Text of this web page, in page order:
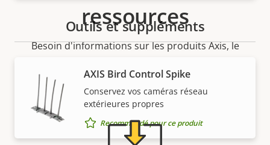
Outils et suppléments
AXIS Bird Control Spike
Conservez vos caméras réseau
extérieures propres
Recommandé pour ce produit
ressources
Besoin d'informations sur les produits Axis, le